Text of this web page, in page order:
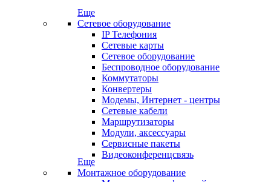
Еще
Сетевое оборудование
IP Телефония
Сетевые карты
Сетевое оборудование
Беспроводное оборудование
Коммутаторы
Конвертеры
Модемы, Интернет - центры
Сетевые кабели
Маршрутизаторы
Модули, аксессуары
Сервисные пакеты
Видеоконференцсвязь
Еще
Монтажное оборудование